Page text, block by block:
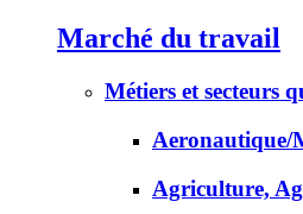
Marché du travail
Métiers et secteurs
Aeronautique/
Agriculture,